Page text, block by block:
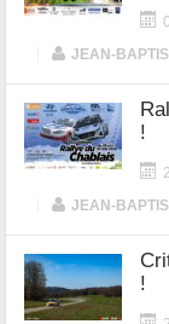
JEAN-
!
JEAN-
!